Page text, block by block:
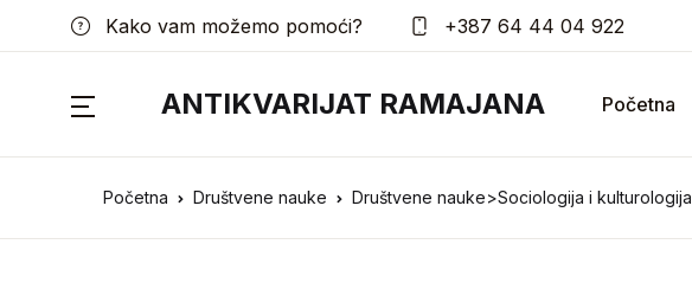
Kako vam možemo pomoći? +387 64 44 04 922
ANTIKVARIJAT RAMAJANA Početna
Početna Društvene nauke Društvene nauke>Sociologija i kulturologija